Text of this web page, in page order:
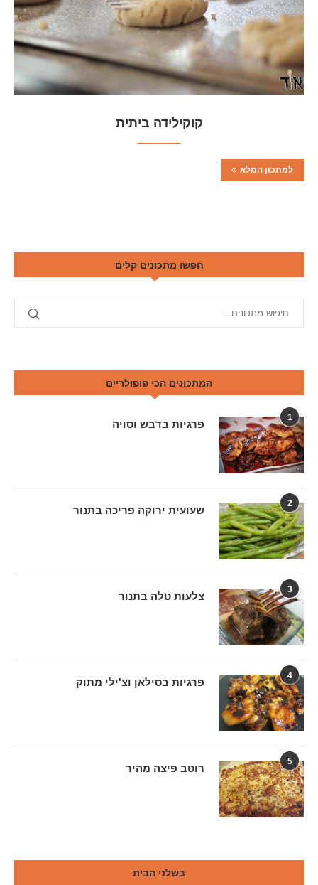
קוקילידה ביתית
למתכון המלא
חפשו מתכונים קלים
המתכונים הכי פופולריים
1
פרגיות בדבש וסויה
2
שעועית ירוקה פריכה בתנור
3
צלעות טלה בתנור
4
פרגיות בסילאן וצ'ילי מתוק
5
רוטב פיצה מהיר
בשלני הבית